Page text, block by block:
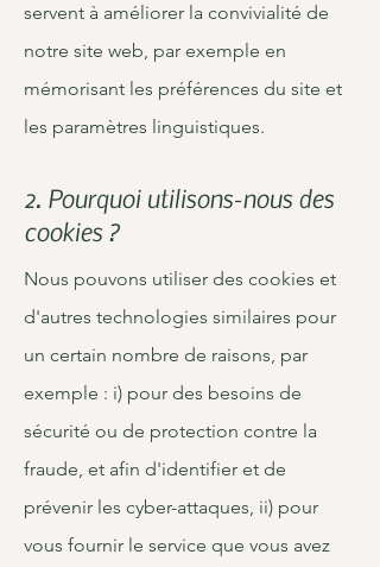
servent à améliorer la convivialité de
notre site web, par exemple en
mémorisant les préférences du site et
les paramètres linguistiques.
2. Pourquoi utilisons-nous des
cookies ?
Nous pouvons utiliser des cookies et
d'autres technologies similaires pour
un certain nombre de raisons, par
exemple : i) pour des besoins de
sécurité ou de protection contre la
fraude, et afin d'identifier et de
prévenir les cyber-attaques, ii) pour
vous fournir le service que vous avez